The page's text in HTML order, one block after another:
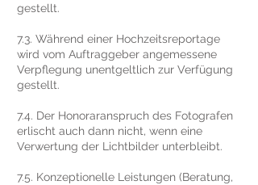
gestellt.
7.3. Während einer Hochzeitsreportage
wird vom Auftraggeber angemessene
Verpflegung unentgeltlich zur Verfügung
gestellt.
7.4. Der Honoraranspruch des Fotografen
erlischt auch dann nicht, wenn eine
Verwertung der Lichtbilder unterbleibt.
7.5. Konzeptionelle Leistungen (Beratung,